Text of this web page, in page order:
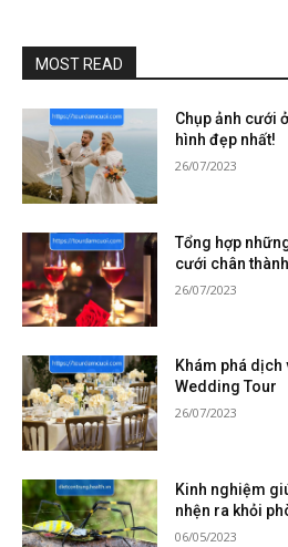
MOST READ
Chụp ảnh cưới
hình đẹp nhất!
26/07/2023
Tổng hợp
cưới chân
26/07/2023
Khám phá
Wedding Tour
26/07/2023
Kinh nghiệm
nhện ra khỏi
06/05/2023